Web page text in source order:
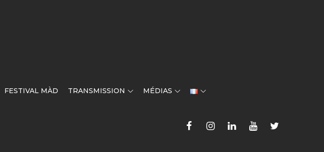
FESTIVAL MÀD TRANSMISSION MÉDIAS
FaceboookInstagramLinkedInYouTubeTwitter